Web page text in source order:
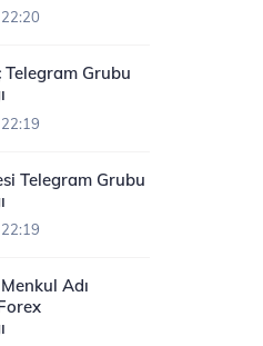
Grubu
Telegram Grubu
Adı